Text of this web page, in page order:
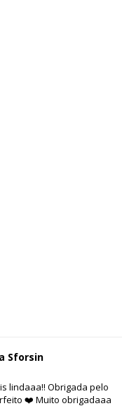
Sforsin
lindaaa!! Obrigada pelo
❤️ Muito obrigadaaa